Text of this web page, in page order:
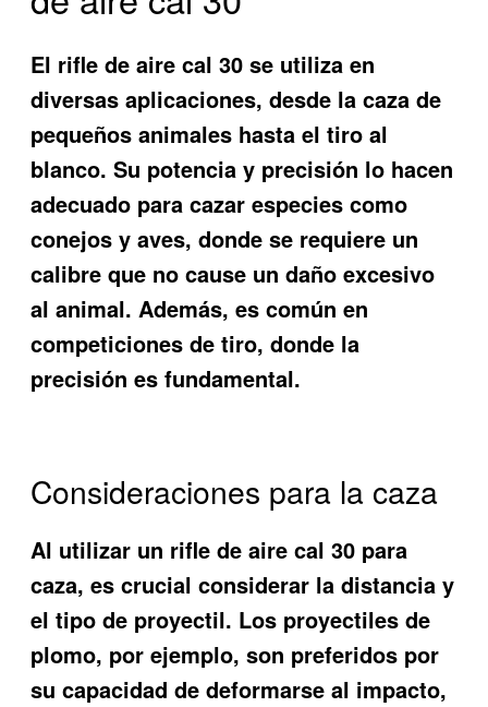
El rifle de aire cal 30 se utiliza en
diversas aplicaciones, desde la caza de
pequeños animales hasta el tiro al
blanco. Su potencia y precisión lo hacen
adecuado para cazar especies como
conejos y aves, donde se requiere un
calibre que no cause un daño excesivo
al animal. Además, es común en
competiciones de tiro, donde la
precisión es fundamental.
Consideraciones para la caza
Al utilizar un rifle de aire cal 30 para
caza, es crucial considerar la distancia y
el tipo de proyectil. Los proyectiles de
plomo, por ejemplo, son preferidos por
su capacidad de deformarse al impacto,